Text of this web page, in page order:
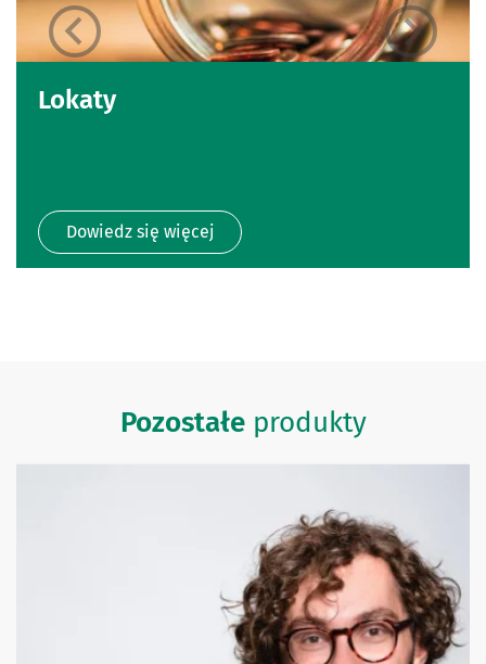
Lokaty
Dowiedz się więcej
Pozostałeprodukty